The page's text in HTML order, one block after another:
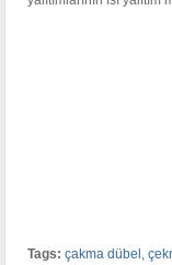
Tags:çakma dübel ,